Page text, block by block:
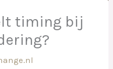
timing bij